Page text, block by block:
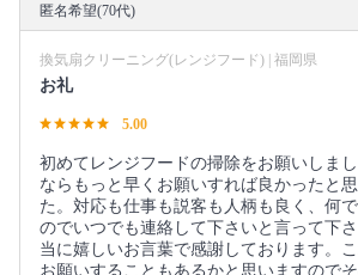
匿名希望(70代)
換気扇クリーニング(レンジフード) | 福岡県
お礼
5.00
初めてレンジフードの掃除をお願いしま
ならもっと早くお願いすれば良かったと
た。対応も仕事も説客も人柄も良く、何
のでいつでも連絡して下さいと言って下
当に嬉しいお言葉で感謝しております。
お願いすることもあるかと思いますので